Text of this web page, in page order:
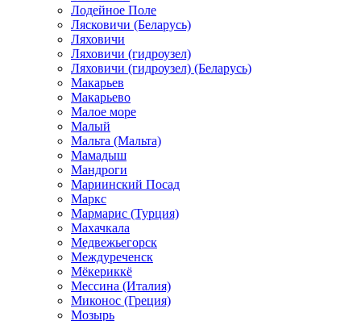
Лодейное Поле
Лясковичи (Беларусь)
Ляховичи
Ляховичи (гидроузел)
Ляховичи (гидроузел) (Беларусь)
Макарьев
Макарьево
Малое море
Малый
Мальта (Мальта)
Мамадыш
Мандроги
Мариинский Посад
Маркс
Мармарис (Турция)
Махачкала
Медвежьегорск
Междуреченск
Мёкериккё
Мессина (Италия)
Миконос (Греция)
Мозырь